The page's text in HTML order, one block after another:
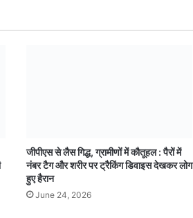
जीपीएस से लैस गिद्ध, ग्रामीणों में कौतूहल : पैरों में
नंबर टैग और शरीर पर ट्रैकिंग डिवाइस देखकर लोग
हुए हैरान
June 24, 2026